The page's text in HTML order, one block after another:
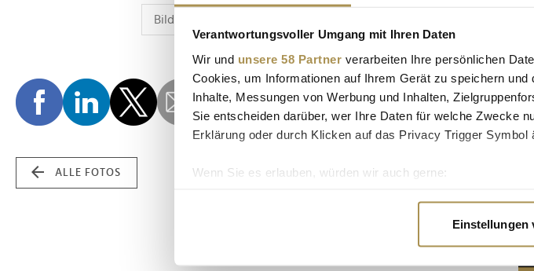
Verantwortungsvoller Umgang mit Ihren Daten
Wir und unsere 58 Partner verarbeiten Ihre persönlichen
Cookies, um Informationen auf Ihrem Gerät zu speichern
Inhalte, Messungen von Werbung und Inhalten,
Sie entscheiden darüber, wer Ihre Daten für welche Zwecke
Erklärung oder durch Klicken auf das Privacy Trigger Symbol
Wenn Sie es erlauben, würden wir auch gerne:
Erfahren Sie mehr darüber, wie Ihre persönlichen Daten
Einstellungen
ALLE FOTOS